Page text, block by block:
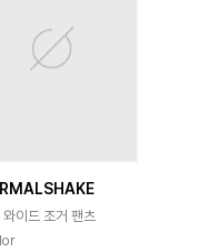
와이드 조거 팬츠